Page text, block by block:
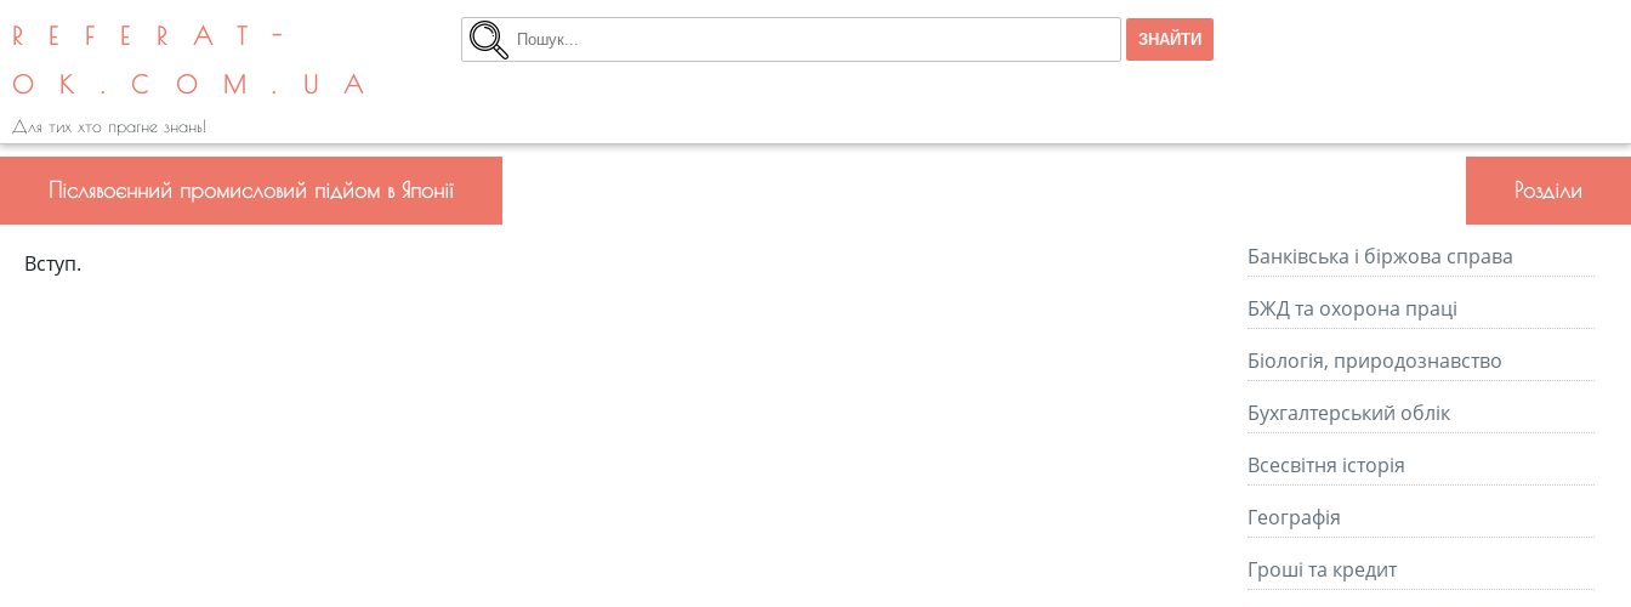
REFERAT-
OK.COM.UA
Для тих хто прагне знань!
Післявоєнний промисловий підйом в Японії
Вступ.
Розділи
Банківська і біржова справа
БЖД та охорона праці
Біологія, природознавство
Бухгалтерський облік
Всесвітня історія
Географія
Гроші та кредит